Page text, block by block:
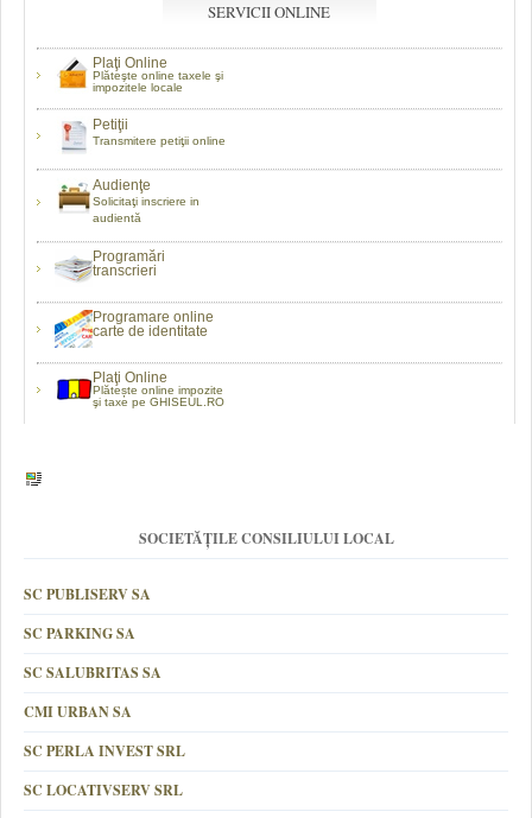
SERVICII ONLINE
Plaţi Online
Plăteşte online taxele şi
impozitele locale
Petiţii
Transmitere petiţii online
Audienţe
Solicitaţi inscriere in
audientă
Programări
transcrieri
Programare online
carte de identitate
Plaţi Online
Plătește online impozite
şi taxe pe GHISEUL.RO
SOCIETĂȚILE CONSILIULUI LOCAL
SC PUBLISERV SA
SC PARKING SA
SC SALUBRITAS SA
CMI URBAN SA
SC PERLA INVEST SRL
SC LOCATIVSERV SRL